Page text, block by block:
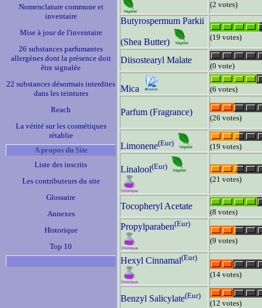
Nomenclature commune et
inventaire
Mise à jour de l'inventaire
26 substances parfumantes
allergènes dont la présence doit
être signalée
22 substances désormais interdites
dans les teintures
Reach
La vérité sur les cosmétiques
rétablie
A propos du Site
Liste des inscrits
Les contributeurs du site
Glossaire
Annexes
Historique
Top 10
(2 votes)
Butyrospermum Parkii
(Shea Butter) (19 votes)
Diisostearyl Malate
(0 vote)
Mica (6 votes)
Parfum (Fragrance)
(26 votes)
Limonene(Eur) (19 votes)
Linalool(Eur)
(21 votes)
Tocopheryl Acetate
(8 votes)
Propylparaben(Eur)
(9 votes)
Hexyl Cinnamal(Eur)
(14 votes)
Benzyl Salicylate(Eur)
(12 votes)